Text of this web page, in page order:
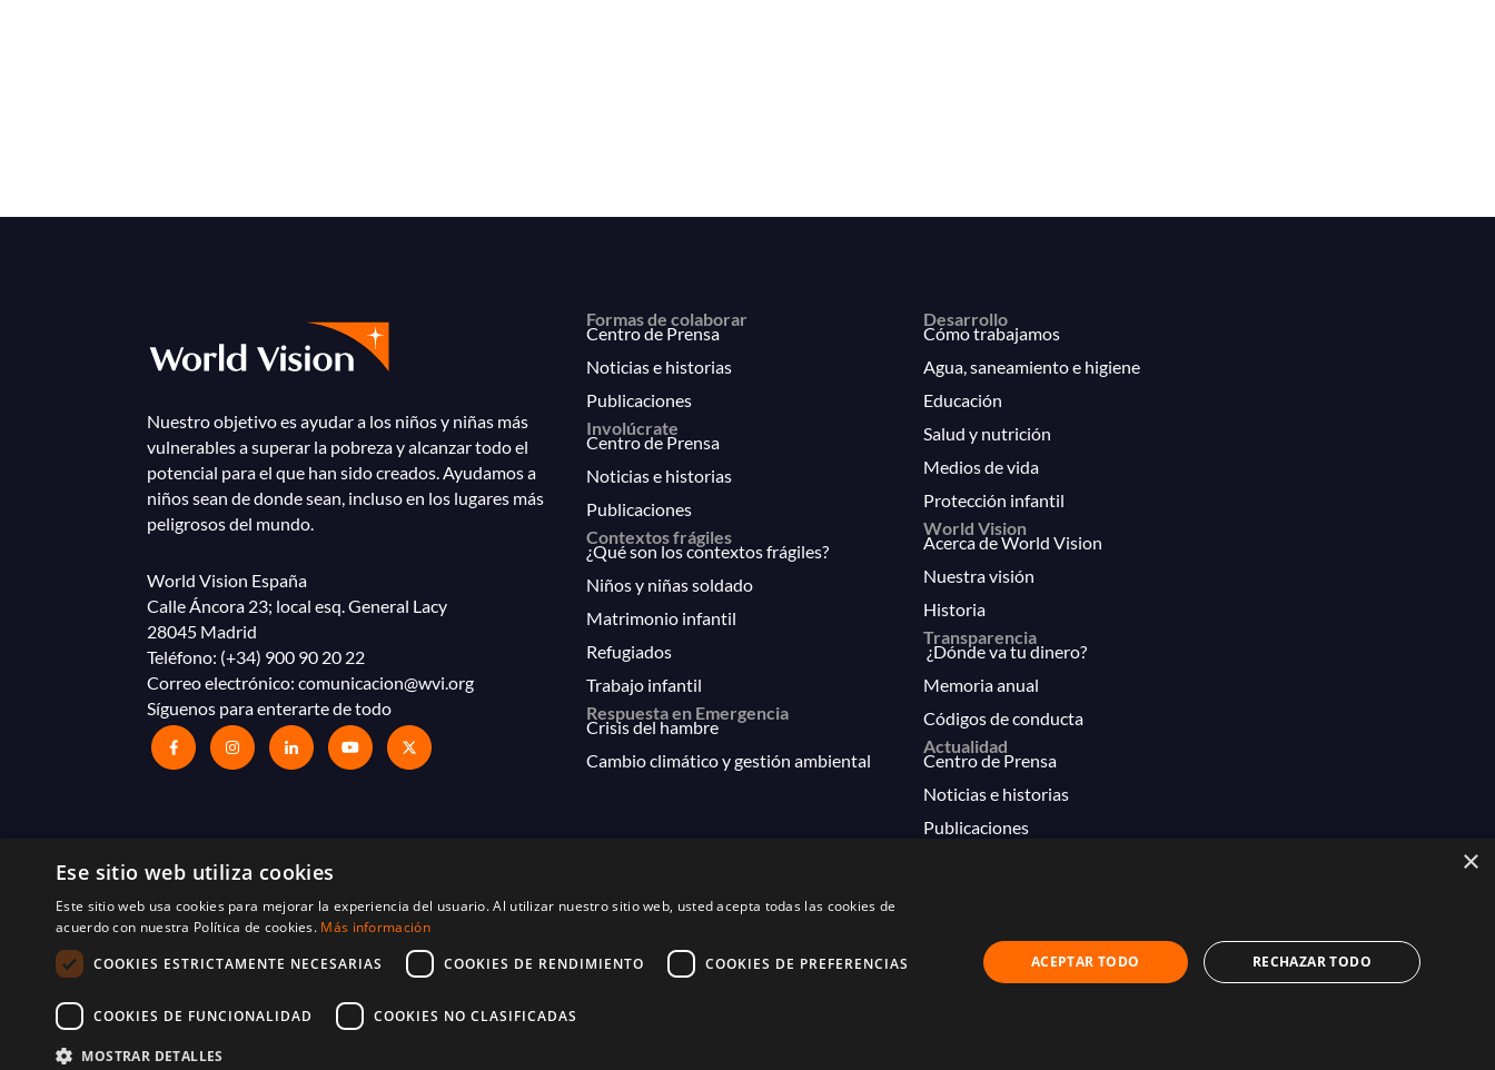
Nuestro objetivo es ayudar a los niños y niñas más
vulnerables a superar la pobreza y alcanzar todo el
potencial para el que han sido creados. Ayudamos a
niños sean de donde sean, incluso en los lugares más
peligrosos del mundo.
World Vision España
Calle Áncora 23; local esq. General Lacy
28045 Madrid
Teléfono: (+34) 900 90 20 22
Correo electrónico: comunicacion@wvi.org
Síguenos para enterarte de todo
Formas de colaborar
Centro de Prensa
Noticias e historias
Publicaciones
Involúcrate
Centro de Prensa
Noticias e historias
Publicaciones
Contextos frágiles
¿Qué son los contextos frágiles?
Niños y niñas soldado
Matrimonio infantil
Refugiados
Trabajo infantil
Respuesta en Emergencia
Crisis del hambre
Cambio climático y gestión ambiental
Desarrollo
Cómo trabajamos
Agua, saneamiento e higiene
Educación
Salud y nutrición
Medios de vida
Protección infantil
World Vision
Acerca de World Vision
Nuestra visión
Historia
Transparencia
¿Dónde va tu dinero?
Memoria anual
Códigos de conducta
Actualidad
Centro de Prensa
Noticias e historias
Publicaciones
© 2025 World Vision España. Reservados todos los derechos. Inscritos en el protectorado de fundaciones con número 28-1214
Términos y condiciones Política de cookies Política de privacidad
×
Ese sitio web utiliza cookies
Este sitio web usa cookies para mejorar la experiencia del usuario. Al utilizar nuestro sitio web, usted acepta todas las cookies de
acuerdo con nuestra Política de cookies. Más información
COOKIES ESTRICTAMENTE NECESARIAS
COOKIES DE RENDIMIENTO COOKIES DE PREFERENCIAS
COOKIES DE FUNCIONALIDAD COOKIES NO CLASIFICADAS
MOSTRAR DETALLES
ACEPTAR TODO RECHAZAR TODO